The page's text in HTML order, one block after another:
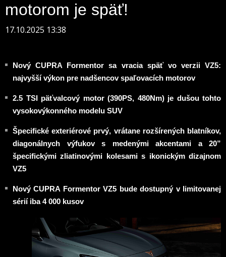
motorom je späť!
17.10.2025 13:38
Nový CUPRA Formentor sa vracia späť vo verzii VZ5:
najvyšší výkon pre nadšencov spaľovacích motorov
2.5 TSI päťvalcový motor (390PS, 480Nm) je dušou tohto
vysokovýkonného modelu SUV
Špecifické exteriérové prvý, vrátane rozšírených blatníkov,
diagonálnych výfukov s medenými akcentami a 20”
špecifickými zliatinovými kolesami s ikonickým dizajnom
VZ5
Nový CUPRA Formentor VZ5 bude dostupný v limitovanej
sérií iba 4 000 kusov